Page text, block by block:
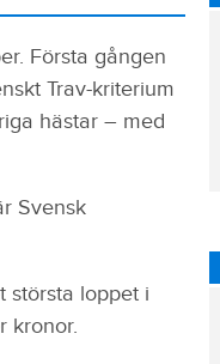
Första gången
Trav-kriterium
hästar – med
Svensk
största loppet i
kronor.